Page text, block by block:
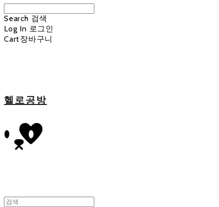
Search 검색
Log In 로그인
Cart장바구니
헬로공방